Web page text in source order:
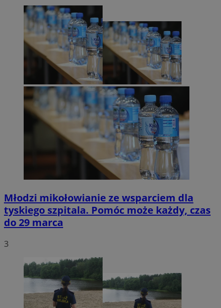
Młodzi mikołowianie ze wsparciem dla
tyskiego szpitala. Pomóc może każdy, czas
do 29 marca
3